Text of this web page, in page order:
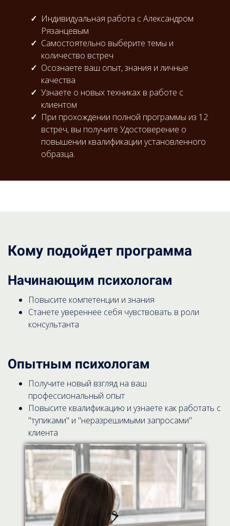
Индивидуальная работа с Александром
Рязанцевым
Самостоятельно выберите темы и
количество встреч
Осознаете ваш опыт, знания и личные
качества
Узнаете о новых техниках в работе с
клиентом
При прохождении полной программы из 12
встреч, вы получите Удостоверение о
повышении квалификации установленного
образца.
Кому подойдет программа
Начинающим психологам
Повысите компетенции и знания
Станете увереннее себя чувствовать в роли
консультанта
Опытным психологам
Получите новый взгляд на ваш
профессиональный опыт
Повысите квалификацию и узнаете как работать с
"тупиками" и "неразрешимыми запросами"
клиента